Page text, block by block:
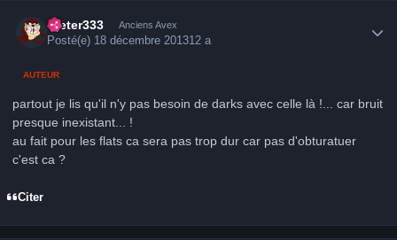
Dieter333 Anciens Avex
Posté(e) 18 décembre 201312 a
AUTEUR
partout je lis qu'il n'y pas besoin de darks avec celle là !... car bruit
presque inexistant... !
au fait pour les flats ca sera pas trop dur car pas d'obturatuer
c'est ca ?
Citer